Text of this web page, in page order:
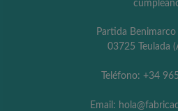
Partida Benimarco
03725 Teulada
Teléfono: +34
Email: